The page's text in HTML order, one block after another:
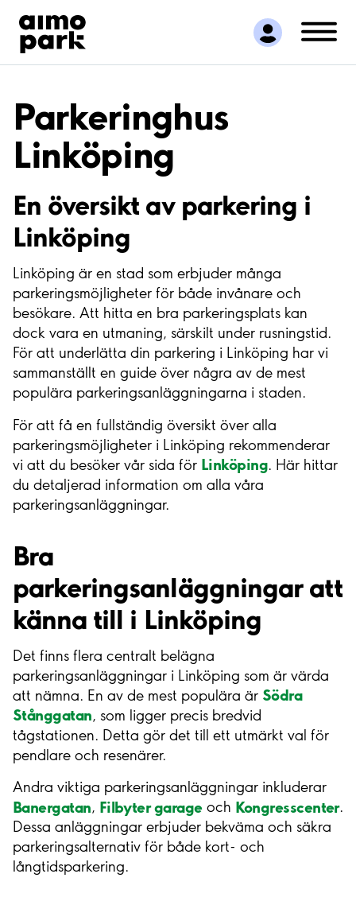
Hitta parkering
Samarbete
Kundservice
Parkeringhus
Linköping
En översikt av parkering i
Linköping
Linköping är en stad som erbjuder många
parkeringsmöjligheter för både invånare och
besökare. Att hitta en bra parkeringsplats kan
dock vara en utmaning, särskilt under rusningstid.
För att underlätta din parkering i Linköping har vi
sammanställt en guide över några av de mest
populära parkeringsanläggningarna i staden.
För att få en fullständig översikt över alla
parkeringsmöjligheter i Linköping rekommenderar
vi att du besöker vår sida för Linköping. Här hittar
du detaljerad information om alla våra
parkeringsanläggningar.
Bra
parkeringsanläggningar att
känna till i Linköping
Det finns flera centralt belägna
parkeringsanläggningar i Linköping som är värda
att nämna. En av de mest populära är Södra
Stånggatan, som ligger precis bredvid
tågstationen. Detta gör det till ett utmärkt val för
pendlare och resenärer.
Andra viktiga parkeringsanläggningar inkluderar
Banergatan, Filbyter garageoch Kongresscenter.
Dessa anläggningar erbjuder bekväma och säkra
parkeringsalternativ för både kort- och
långtidsparkering.